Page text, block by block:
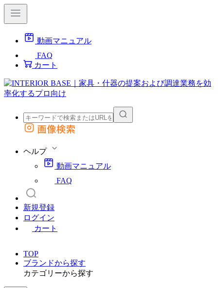
動画マニュアル
FAQ
カート
外部サイトの商品をカートに追加
画像検索
ヘルプ
動画マニュアル
FAQ
新規登録
ログイン
カート
TOP
ブランドから探す
カテゴリーから探す